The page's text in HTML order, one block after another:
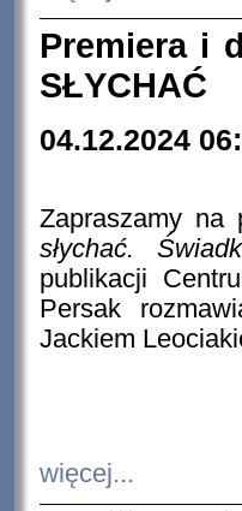
Premiera i
SŁYCHAĆ
04.12.2024
Zapraszamy
słychać.
publikacji
Persak
Jackiem
więcej...